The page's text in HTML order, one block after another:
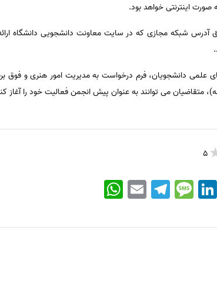
اینترنتی خواهد بود.
آدرس شبکه مجازی که در سایت معاونت دانشجویی دانشگاه
علمی دانشجویان، فرم درخواست به مدیریت امور هنری و فوق
می توانند به عنوان پیش انجمن فعالیت خود را آغاز
5
WhatsApp EmailTelegramMessageLinkedIn